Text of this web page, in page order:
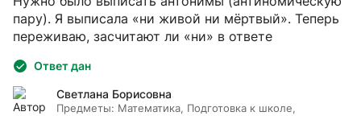
пару). Я выписала «ни живой ни мёртвый». Теперь
переживаю, засчитают ли «ни» в ответе
Ответ дан
Светлана Борисовна
Предметы: Математика, Подготовка к школе,